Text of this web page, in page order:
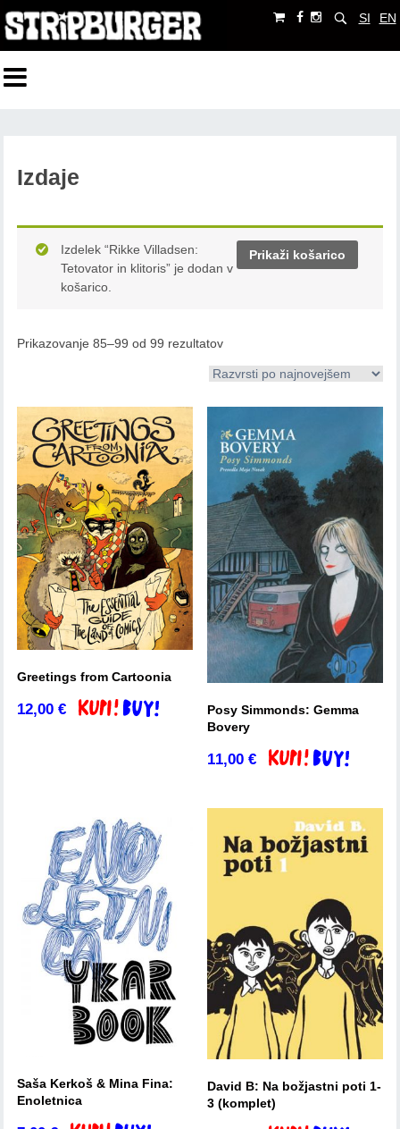
SI EN
Izdaje
Prikaži košarico
Izdelek “Rikke Villadsen:
Tetovator in klitoris” je dodan v
košarico.
Prikazovanje 85–99 od 99 rezultatov
Greetings from Cartoonia
12,00€ Dodaj v košarico
Posy Simmonds: Gemma
Bovery
11,00€ Dodaj v košarico
Saša Kerkoš & Mina Fina:
Enoletnica
David B: Na božjastni poti 1-
3 (komplet)